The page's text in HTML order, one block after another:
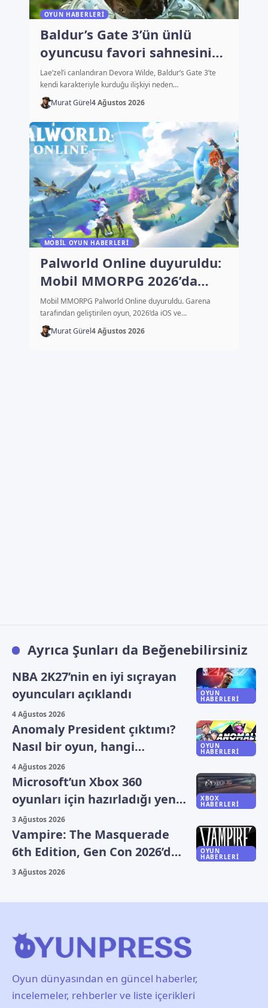
OYUN HABERLERI
Baldur’s Gate 3’ün ünlü
oyuncusu favori sahnesini
açıkladı
Lae’zel’i canlandıran Devora Wilde, Baldur’s Gate 3’te
kendi karakteriyle kurduğu ilişkiyi neden…
Murat Gürel4 Ağustos 2026
MOBIL OYUN HABERLERI
Palworld Online duyuruldu:
Mobil MMORPG 2026’da
çıkacak
Mobil MMORPG Palworld Online duyuruldu. Garena
tarafından geliştirilen oyun, 2026’da iOS ve…
Murat Gürel4 Ağustos 2026
Ayrıca Şunları da Beğenebilirsiniz
OYUN
HABERLERI
NBA 2K27’nin en iyi sıçrayan
oyuncuları açıklandı
4 Ağustos 2026
OYUN
HABERLERI
Anomaly President çıktımı?
Nasıl bir oyun, hangi
platformlarda oynanıyor?
4 Ağustos 2026
XBOX
HABERLERI
Microsoft’un Xbox 360
oyunları için hazırladığı yeni
plan sızdı
3 Ağustos 2026
OYUN
HABERLERI
Vampire: The Masquerade
6th Edition, Gen Con 2026’da
duyuruldu
3 Ağustos 2026
Oyun dünyasından en güncel haberler,
incelemeler, rehberler ve liste içerikleri